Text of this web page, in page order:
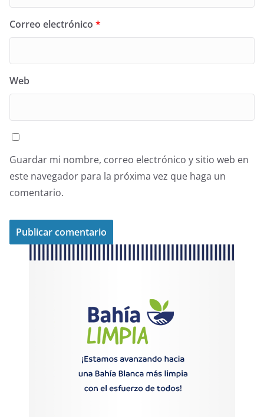
Correo electrónico *
Web
Guardar mi nombre, correo electrónico y sitio web en
este navegador para la próxima vez que haga un
comentario.